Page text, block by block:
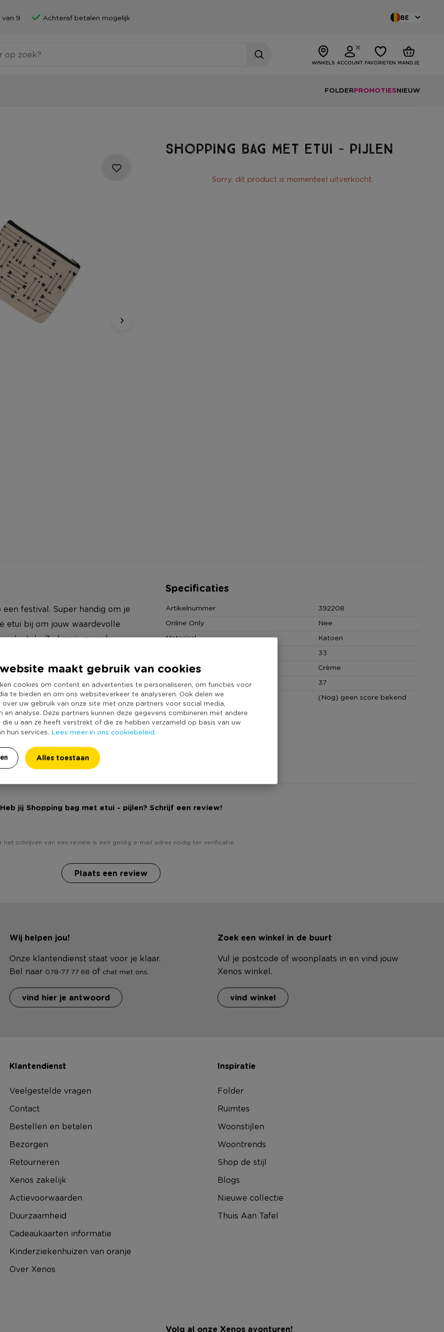
maakt gebruik van cookies
cookies om content en advertenties te personaliseren, om functies voor
te bieden en om ons websiteverkeer te analyseren. Ook delen we
uw gebruik van onze site met onze partners voor social media,
en analyse. Deze partners kunnen deze gegevens combineren met andere
u aan ze heeft verstrekt of die ze hebben verzameld op basis van uw
hun services. Lees meer in ons cookiebeleid.
Alles toestaan
9 Achteraf betalen mogelijk BE
WINKELS ACCOUNT FAVORIETEN MANDJE
FOLDERPROMOTIESNIEUW
Shopping bag met etui - pijlen
Sorry, dit product is momenteel uitverkocht.
festival. Super handig om je
etui bij om jouw waardevolle
sleutels. Zo kun je ze ook
gaat is dit een handig
relaxen. Dit exemplaar
de tas is 33x37 cm. De
van katoen.
Specificaties
Artikelnummer
392208
Online Only
Nee
Materiaal
Katoen
33
Kleur
Crème
Productlengte (cm)
37
Duurzaamheidsscore
(Nog) geen score bekend
Heb jij Shopping bag met etui - pijlen? Schrijf een review!
het schrijven van een review is een geldig e-mail adres nodig ter verificatie.
Plaats een review
Wij helpen jou!
Onze klantendienst staat voor je klaar.
Bel naar 078-77 77 68 of chat met ons.
vind hier je antwoord
Zoek een winkel in de buurt
Vul je postcode of woonplaats in en vind jouw
Xenos winkel.
vind winkel
Klantendienst
Veelgestelde vragen
Contact
Bestellen en betalen
Bezorgen
Retourneren
Xenos zakelijk
Actievoorwaarden
Duurzaamheid
Cadeaukaarten informatie
Kinderziekenhuizen van oranje
Over Xenos
Inspiratie
Folder
Ruimtes
Woonstijlen
Woontrends
Shop de stijl
Blogs
Nieuwe collectie
Thuis Aan Tafel
Volg al onze Xenos avonturen!